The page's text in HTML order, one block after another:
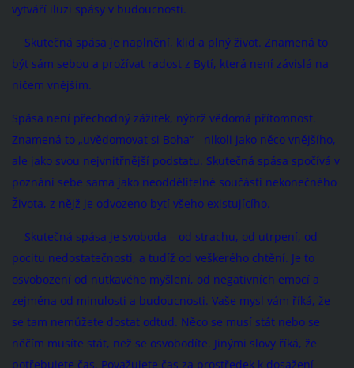
vytváří iluzi spásy v budoucnosti.
Skutečná spása je naplnění, klid a plný život. Znamená to
být sám sebou a prožívat radost z Bytí, která není závislá na
ničem vnějším.
Spása není přechodný zážitek, nýbrž vědomá přítomnost.
Znamená to „uvědomovat si Boha“ - nikoli jako něco vnějšího,
ale jako svou nejvnitřnější podstatu. Skutečná spása spočívá v
poznání sebe sama jako neoddělitelné součásti nekonečného
Života, z nějž je odvozeno bytí všeho existujícího.
Skutečná spása je svoboda – od strachu, od utrpení, od
pocitu nedostatečnosti, a tudíž od veškerého chtění. Je to
osvobození od nutkavého myšlení, od negativních emocí a
zejména od minulosti a budoucnosti. Vaše mysl vám říká, že
se tam nemůžete dostat odtud. Něco se musí stát nebo se
něčím musíte stát, než se osvobodíte. Jinými slovy říká, že
potřebujete čas. Považujete čas za prostředek k dosažení